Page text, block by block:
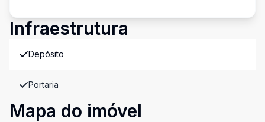
Infraestrutura
Depósito
Portaria
Mapa do imóvel